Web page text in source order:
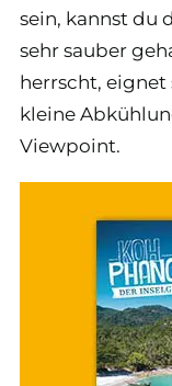
sein, kannst du
sehr sauber
herrscht, eignet
kleine
Viewpoint.